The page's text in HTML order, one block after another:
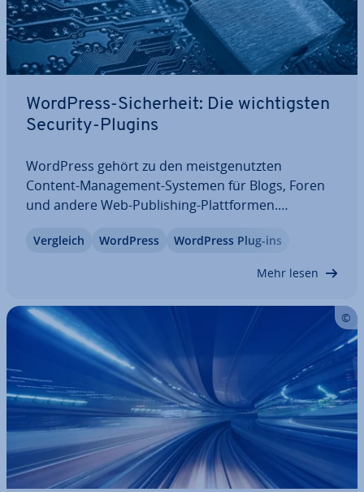
WordPress-Si­cher­heit: Die wich­tigs­ten
Security-Plugins
WordPress gehört zu den meist­ge­nutz­ten
Content-Ma­nage­ment-Systemen für Blogs, Foren
und andere Web-Pu­bli­shing-Platt­for­men.
WordPress-Systeme auch in­ter­es­sant für Cy­ber­kri­
Vergleich WordPress WordPress Plug-ins
Mehr lesen